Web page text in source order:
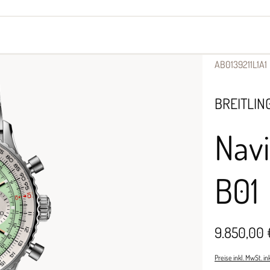
AB0139211L1A1
B01
9.850,00
Preise inkl. MwSt.